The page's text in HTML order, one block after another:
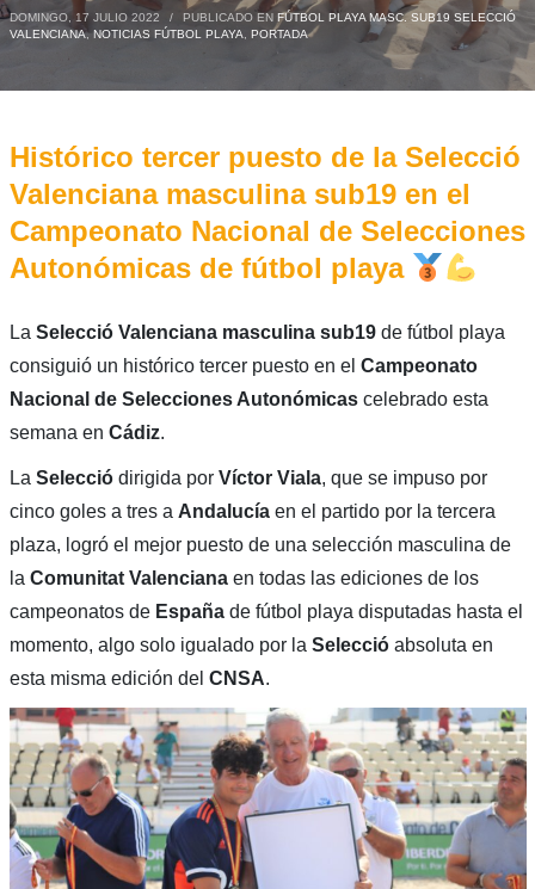
DOMINGO, 17 JULIO 2022 / PUBLICADO EN FÚTBOL PLAYA MASC. SUB19 SELECCIÓ
VALENCIANA, NOTICIAS FÚTBOL PLAYA, PORTADA
Histórico tercer puesto de la Selecció
Valenciana masculina sub19 en el
Campeonato Nacional de Selecciones
Autonómicas de fútbol playa
La Selecció Valenciana masculina sub19 de fútbol playa
consiguió un histórico tercer puesto en el Campeonato
Nacional de Selecciones Autonómicascelebrado esta
semana en Cádiz.
La Selecciódirigida por Víctor Viala, que se impuso por
cinco goles a tres a Andalucíaen el partido por la tercera
plaza, logró el mejor puesto de una selección masculina de
la Comunitat Valencianaen todas las ediciones de los
campeonatos de Españade fútbol playa disputadas hasta el
momento, algo solo igualado por la Seleccióabsoluta en
esta misma edición del CNSA.